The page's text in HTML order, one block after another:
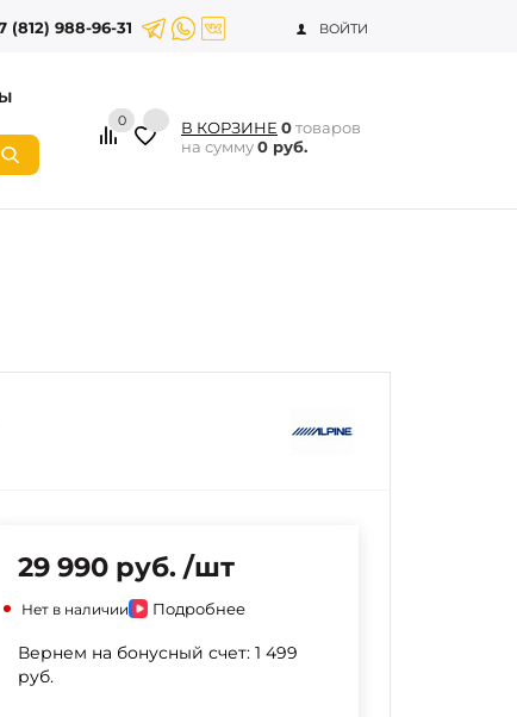
(812) 988-96-31 ВОЙТИ
0 В КОРЗИНЕ 0товаров
на сумму0 руб.
29 990 руб. /шт
Нет в наличии Подробнее
Вернем на бонусный счет: 1 499
руб.